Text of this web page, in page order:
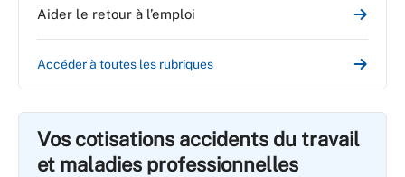
Aider le retour à l’emploi
Accéder à toutes les rubriques
Vos cotisations accidents du travail
et maladies professionnelles